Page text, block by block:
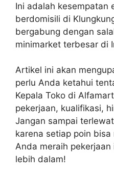
Ini adalah kesempatan
berdomisili di
bergabung dengan
minimarket terbesar di
Artikel ini akan
perlu Anda ketahui
Kepala Toko di
pekerjaan, kualifikasi,
Jangan sampai
karena setiap poin
Anda meraih
lebih dalam!